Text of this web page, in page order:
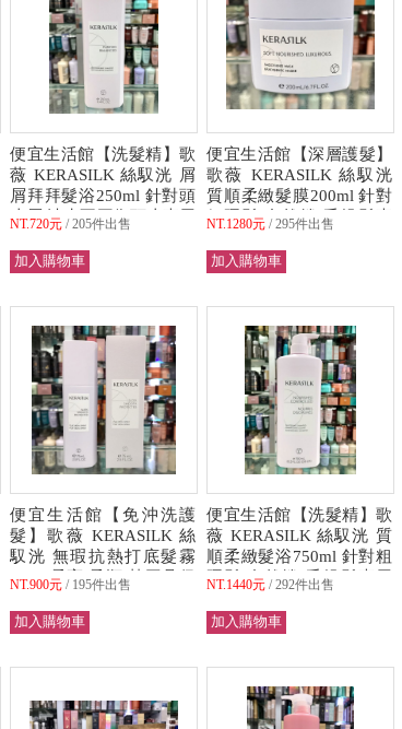
便宜生活館【洗髮精】歌
薇 KERASILK 絲馭洸 屑
屑拜拜髮浴250ml 針對頭
皮屑/油水不平衡頭皮專用
NT.720元 205件出售
便宜生活館【深層護髮】
歌薇 KERASILK 絲馭洸
質順柔緻髮膜200ml 針對
粗硬髮/自然捲/毛燥髮專
NT.1280元 295件出售
便宜生活館【免沖洗護
髮】歌薇 KERASILK 絲
馭洸 無瑕抗熱打底髮霧
75ml 柔亮/柔順/熱工具保
NT.900元 195件出售
便宜生活館【洗髮精】歌
薇 KERASILK 絲馭洸 質
順柔緻髮浴750ml 針對粗
硬髮/自然捲/毛燥髮專用
NT.1440元 292件出售